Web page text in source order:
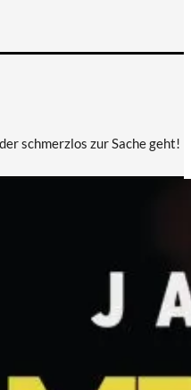
schmerzlos zur Sache geht!